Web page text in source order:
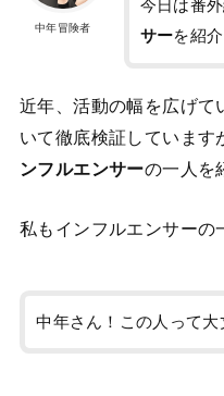
中年冒険者
今日は番外
サーを紹
近年、活動の幅を広げて
いて徹底検証しています
ンフルエンサーの一人を
私もインフルエンサーの
中年さん！この人って大